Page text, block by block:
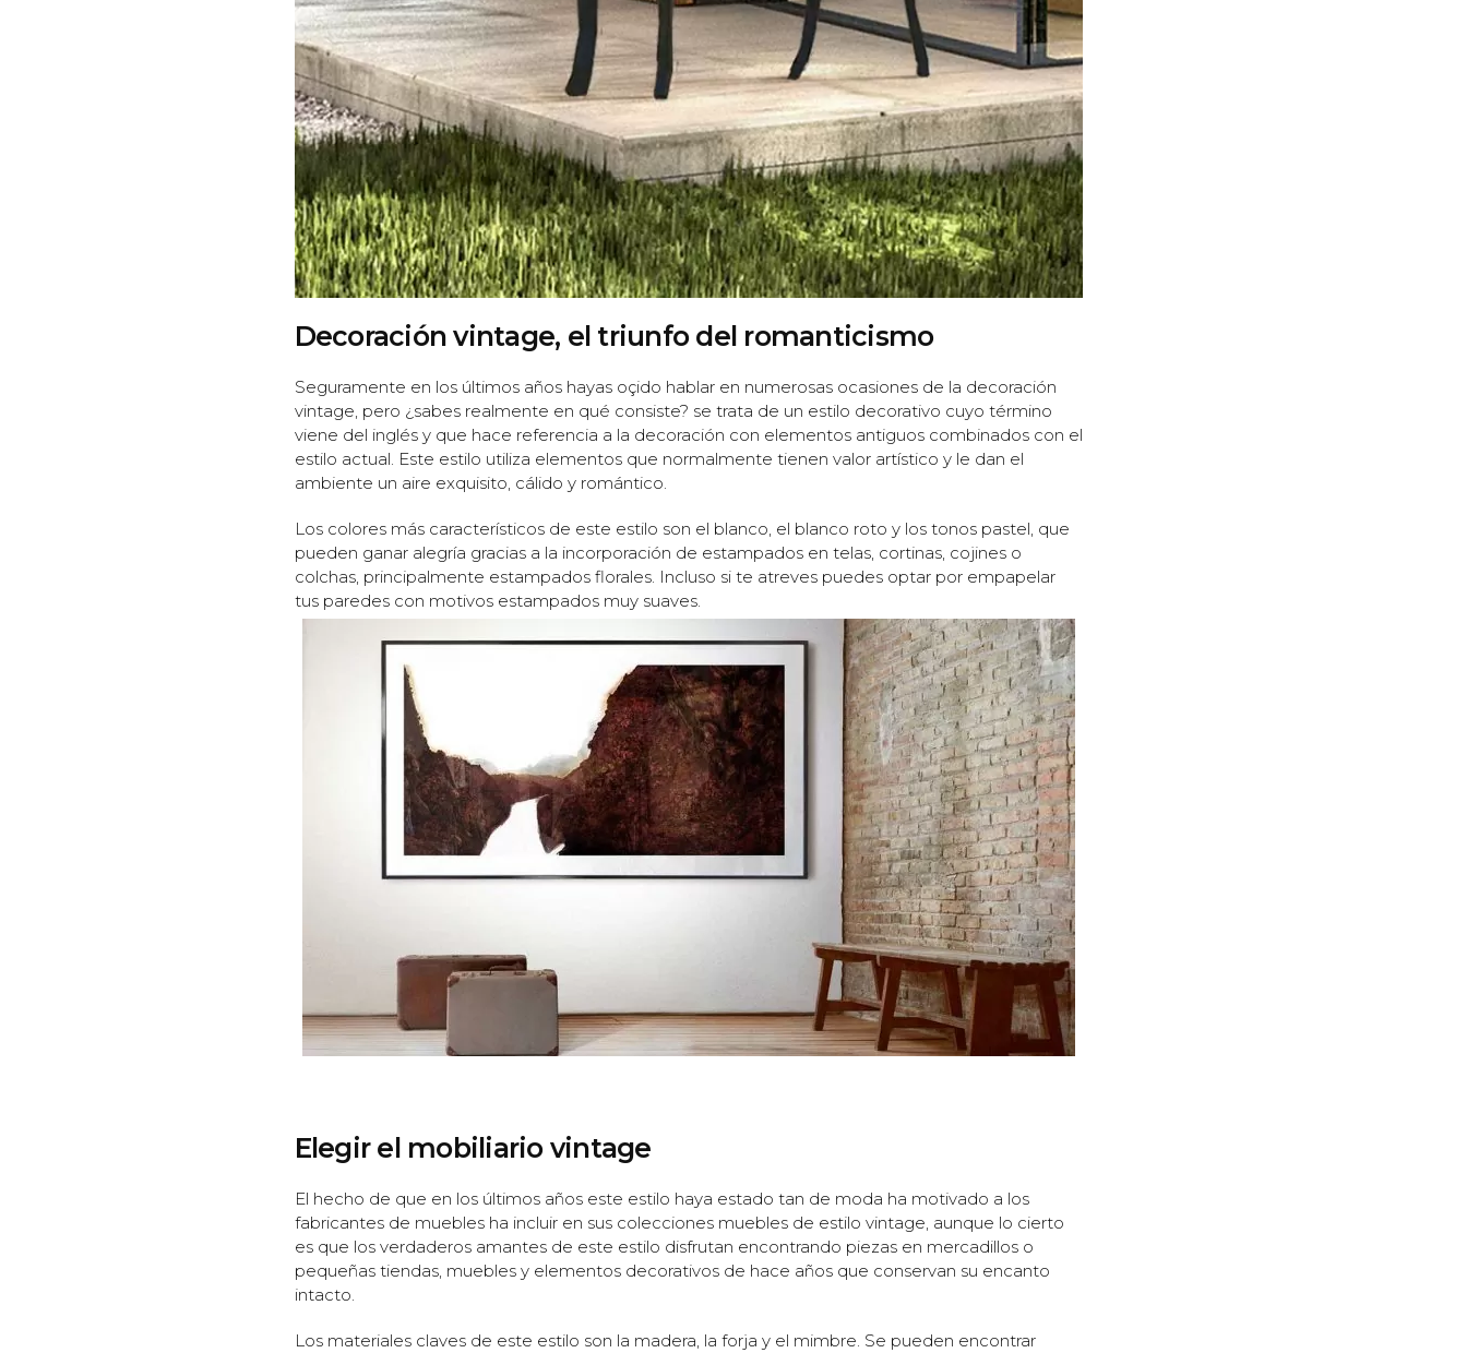
Decoración vintage, el triunfo del romanticismo
Seguramente en los últimos años hayas oçido hablar en numerosas ocasiones de la decoración
vintage, pero ¿sabes realmente en qué consiste? se trata de un estilo decorativo cuyo término
viene del inglés y que hace referencia a la decoración con elementos antiguos combinados con el
estilo actual. Este estilo utiliza elementos que normalmente tienen valor artístico y le dan el
ambiente un aire exquisito, cálido y romántico.
Los colores más característicos de este estilo son el blanco, el blanco roto y los tonos pastel, que
pueden ganar alegría gracias a la incorporación de estampados en telas, cortinas, cojines o
colchas, principalmente estampados florales. Incluso si te atreves puedes optar por empapelar
tus paredes con motivos estampados muy suaves.
Elegir el mobiliario vintage
El hecho de que en los últimos años este estilo haya estado tan de moda ha motivado a los
fabricantes de muebles ha incluir en sus colecciones muebles de estilo vintage, aunque lo cierto
es que los verdaderos amantes de este estilo disfrutan encontrando piezas en mercadillos o
pequeñas tiendas, muebles y elementos decorativos de hace años que conservan su encanto
intacto.
Los materiales claves de este estilo son la madera, la forja y el mimbre. Se pueden encontrar